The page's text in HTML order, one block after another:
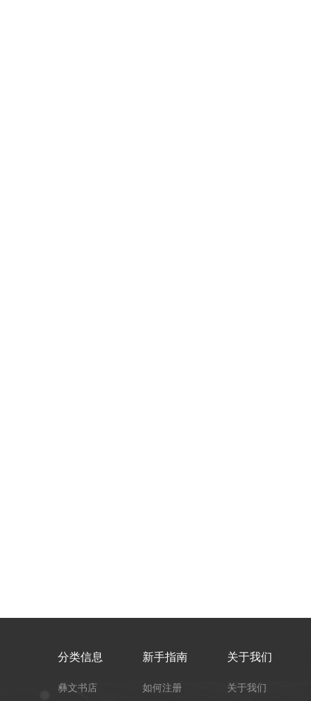
分类信息
彝文书店
新手指南
如何注册
关于我们
关于我们